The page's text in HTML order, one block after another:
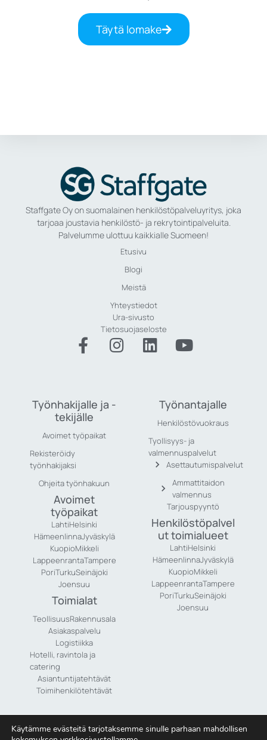
Täytä lomake
Staffgate Oy on suomalainen henkilöstöpalveluyritys, joka
tarjoaa joustavia henkilöstö- ja rekrytointipalveluita.
Palvelumme ulottuu kaikkialle Suomeen!
Etusivu
Blogi
Meistä
Yhteystiedot
Ura-sivusto
Tietosuojaseloste
Työnhakijalle ja -
tekijälle
Avoimet työpaikat
Rekisteröidy
työnhakijaksi
Ohjeita työnhakuun
Avoimet
työpaikat
LahtiHelsinki
HämeenlinnaJyväskylä
KuopioMikkeli
LappeenrantaTampere
PoriTurkuSeinäjoki
Joensuu
Toimialat
TeollisuusRakennusala
Asiakaspalvelu
Logistiikka
Hotelli, ravintola ja
catering
Asiantuntijatehtävät
Toimihenkilötehtävät
Työnantajalle
Henkilöstövuokraus
Tyollisyys- ja
valmennuspalvelut
Asettautumispalvelut
Ammattitaidon
valmennus
Tarjouspyyntö
Henkilöstöpalvel
ut toimialueet
LahtiHelsinki
HämeenlinnaJyväskylä
KuopioMikkeli
LappeenrantaTampere
PoriTurkuSeinäjoki
Joensuu
Käytämme evästeitä tarjotaksemme sinulle parhaan mahdollisen